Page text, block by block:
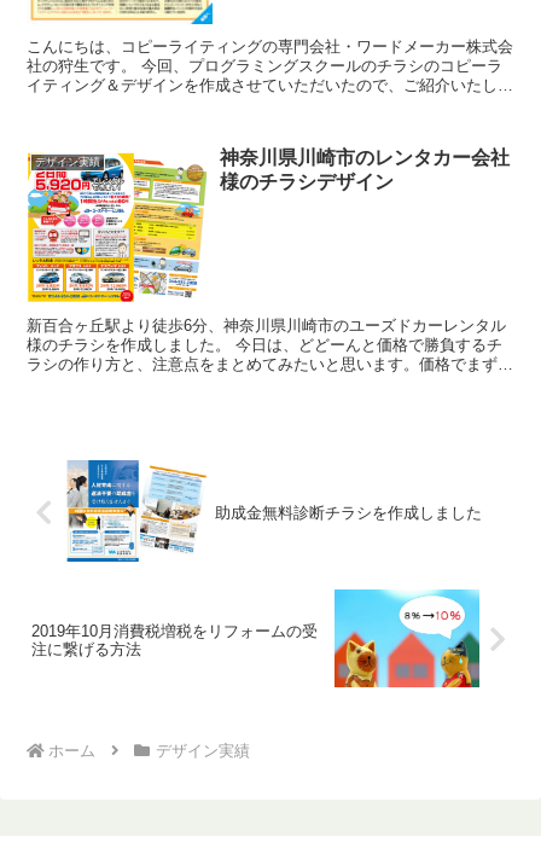
こんにちは、コピーライティングの専門会社・ワードメーカー株式会
社の狩生です。 今回、プログラミングスクールのチラシのコピーラ
イティング＆デザインを作成させていただいたので、ご紹介いたしま
デザイン実績
神奈川県川崎市のレンタカー会社
様のチラシデザイン
新百合ヶ丘駅より徒歩6分、神奈川県川崎市のユーズドカーレンタル
様のチラシを作成しました。 今日は、どどーんと価格で勝負するチ
ラシの作り方と、注意点をまとめてみたいと思います。価格でまず興
助成金無料診断チラシを作成しました
2019年10月消費税増税をリフォームの受
注に繋げる方法
ホーム デザイン実績